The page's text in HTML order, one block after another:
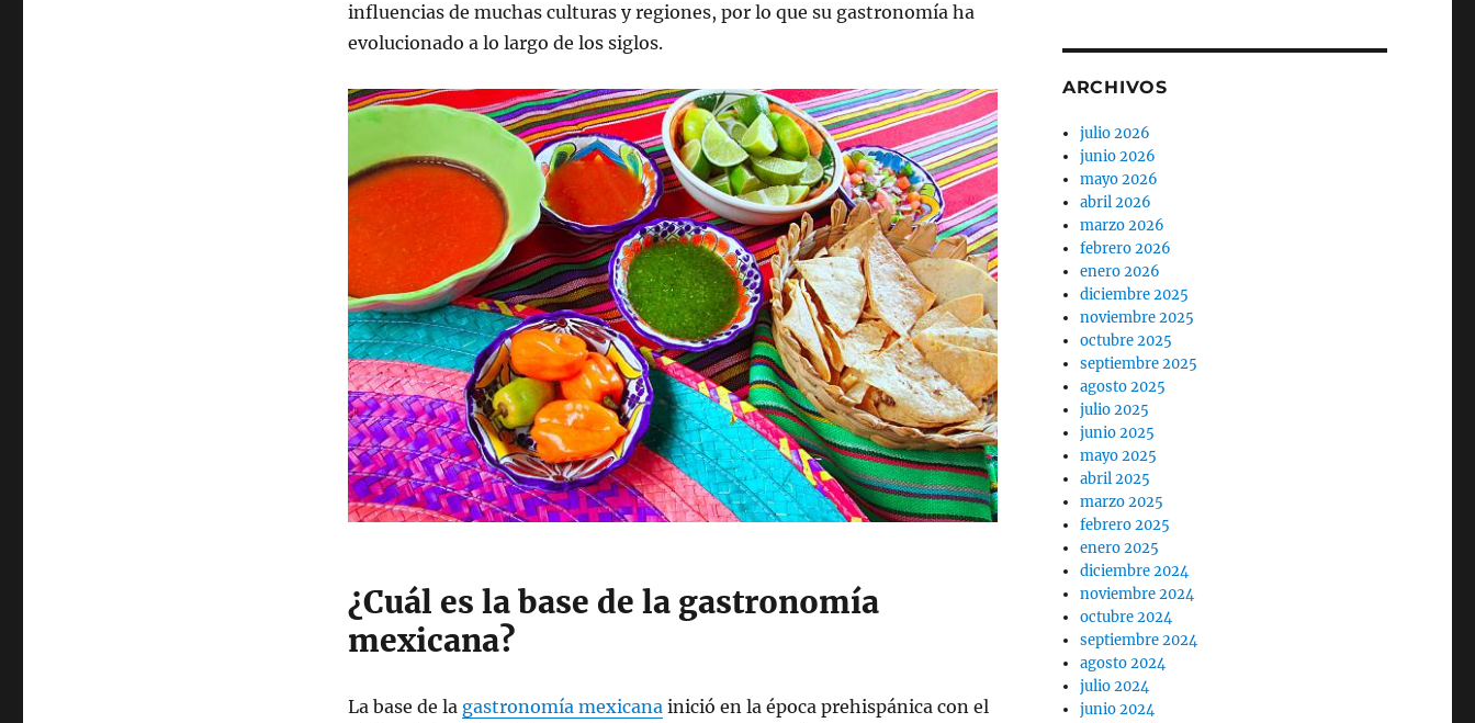
influencias de muchas culturas y regiones, por lo que su gastronomía ha
evolucionado a lo largo de los siglos.
¿Cuál es la base de la gastronomía
mexicana?
La base de la gastronomía mexicana inició en la época prehispánica con el
ARCHIVOS
julio 2026
junio 2026
mayo 2026
abril 2026
marzo 2026
febrero 2026
enero 2026
diciembre 2025
noviembre 2025
octubre 2025
septiembre 2025
agosto 2025
julio 2025
junio 2025
mayo 2025
abril 2025
marzo 2025
febrero 2025
enero 2025
diciembre 2024
noviembre 2024
octubre 2024
septiembre 2024
agosto 2024
julio 2024
junio 2024